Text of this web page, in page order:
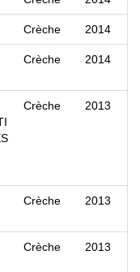
Crèche 2014
Crèche 2014
Crèche 2013
Crèche 2013
Crèche 2013